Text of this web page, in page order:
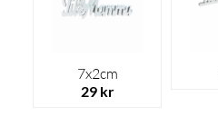
7x2cm
29 kr